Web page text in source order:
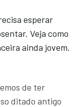
esperar
Veja como
ainda jovem.
de ter
ditado antigo